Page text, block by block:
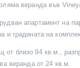
веранда във
апартамент на
и градината на
близо 94 кв.м.,
веранда от 24 кв.м.